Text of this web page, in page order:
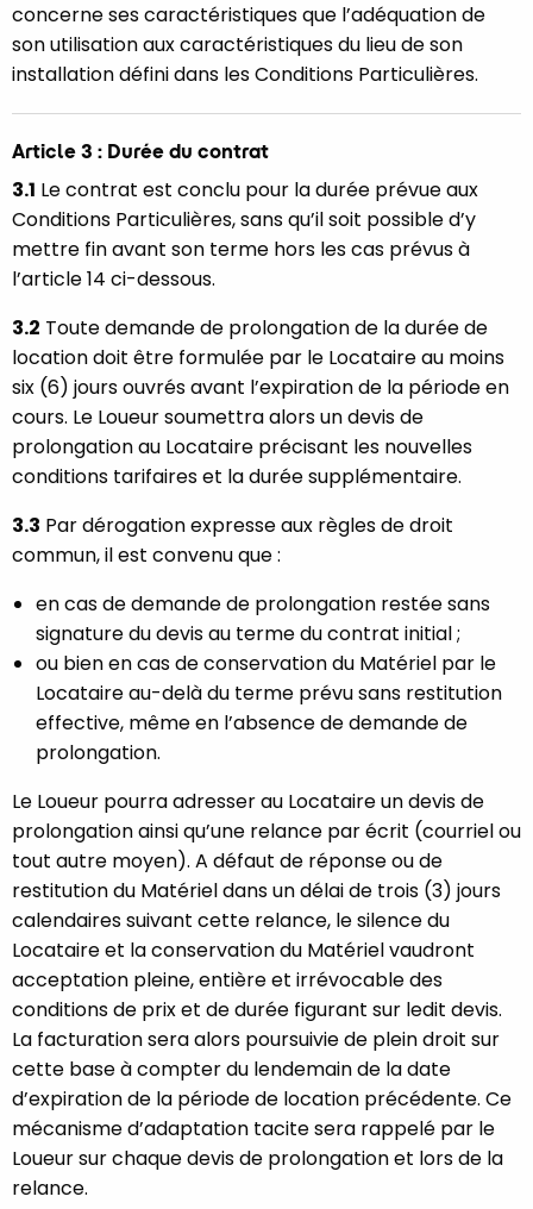
concerne ses caractéristiques que l’adéquation de
son utilisation aux caractéristiques du lieu de son
installation défini dans les Conditions Particulières.
Article 3 : Durée du contrat
3.1 Le contrat est conclu pour la durée prévue aux
Conditions Particulières, sans qu’il soit possible d’y
mettre fin avant son terme hors les cas prévus à
l’article 14 ci-dessous.
3.2 Toute demande de prolongation de la durée de
location doit être formulée par le Locataire au moins
six (6) jours ouvrés avant l’expiration de la période en
cours. Le Loueur soumettra alors un devis de
prolongation au Locataire précisant les nouvelles
conditions tarifaires et la durée supplémentaire.
3.3 Par dérogation expresse aux règles de droit
commun, il est convenu que :
en cas de demande de prolongation restée sans
signature du devis au terme du contrat initial ;
ou bien en cas de conservation du Matériel par le
Locataire au-delà du terme prévu sans restitution
effective, même en l’absence de demande de
prolongation.
Le Loueur pourra adresser au Locataire un devis de
prolongation ainsi qu’une relance par écrit (courriel ou
tout autre moyen). A défaut de réponse ou de
restitution du Matériel dans un délai de trois (3) jours
calendaires suivant cette relance, le silence du
Locataire et la conservation du Matériel vaudront
acceptation pleine, entière et irrévocable des
conditions de prix et de durée figurant sur ledit devis.
La facturation sera alors poursuivie de plein droit sur
cette base à compter du lendemain de la date
d’expiration de la période de location précédente. Ce
mécanisme d’adaptation tacite sera rappelé par le
Loueur sur chaque devis de prolongation et lors de la
relance.